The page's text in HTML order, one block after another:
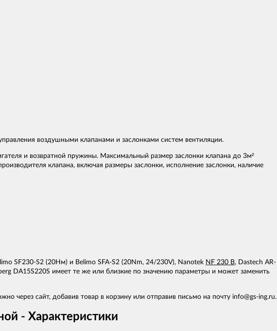
воздушными клапанами и заслонками систем вентиляции.
и возвратной пружины. Максимальный размер заслонки клапана до 3м²
клапана, включая размеры заслонки, исполнение заслонки, наличие
SF230-S2 (20Нм) и Belimo SFA-S2 (20Nm, 24/230V), Nanotek NF 230 B, Dastech AR-
DA15S220S имеет те же или близкие по значению параметры и может заменить
через сайт, добавив товар в корзину или отправив письмо на почту info@gs-ing.ru.
- Характеристики